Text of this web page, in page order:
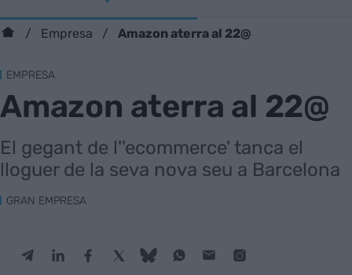
Empresa Amazon aterra al 22@
EMPRESA
Amazon aterra al 22@
El gegant de l''ecommerce' tanca el
lloguer de la seva nova seu a Barcelona
GRAN EMPRESA